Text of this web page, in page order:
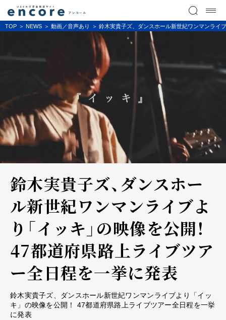
TOP NEWS 動画／音声あり 鈴木実貴子ズ、ダンスホール新世紀ワンマンライ
鈴木実貴子ズ、ダンスホー
ル新世紀ワンマンライブよ
り「イッキ」の映像を公開！
47都道府県路上ライブツア
ー全日程を一挙に発表
鈴木実貴子ズ、ダンスホール新世紀ワンマンライブより「イッ
キ」の映像を公開！ 47都道府県路上ライブツアー全日程を一挙
に発表